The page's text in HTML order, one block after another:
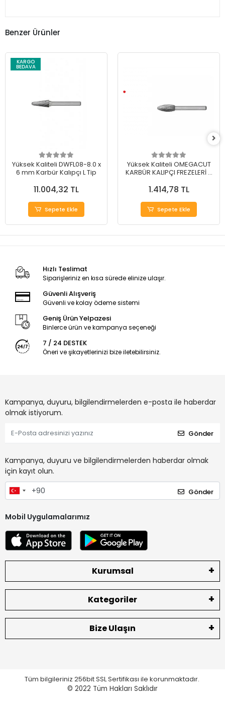
Benzer Ürünler
KARGO
BEDAVA
Yüksek Kaliteli DWFL08-8.0 x
6 mm Karbür Kalıpçı L Tip
11.004,32 TL
Sepete Ekle
Yüksek Kaliteli OMEGACUT
KARBÜR KALIPÇI FREZELERİ H
1.414,78 TL
Sepete Ekle
Hızlı Teslimat
Siparişleriniz en kısa sürede elinize ulaşır.
Güvenli Alışveriş
Güvenli ve kolay ödeme sistemi
Geniş Ürün Yelpazesi
Binlerce ürün ve kampanya seçeneği
7 / 24 DESTEK
Öneri ve şikayetlerinizi bize iletebilirsiniz.
Kampanya, duyuru, bilgilendirmelerden e-posta ile haberdar
olmak istiyorum.
Gönder
Kampanya, duyuru ve bilgilendirmelerden haberdar olmak
için kayıt olun.
Gönder
Mobil Uygulamalarımız
Kurumsal
Kategoriler
Bize Ulaşın
Tüm bilgileriniz 256bit SSL Sertifikası ile korunmaktadır.
© 2022 Tüm Hakları Saklıdır